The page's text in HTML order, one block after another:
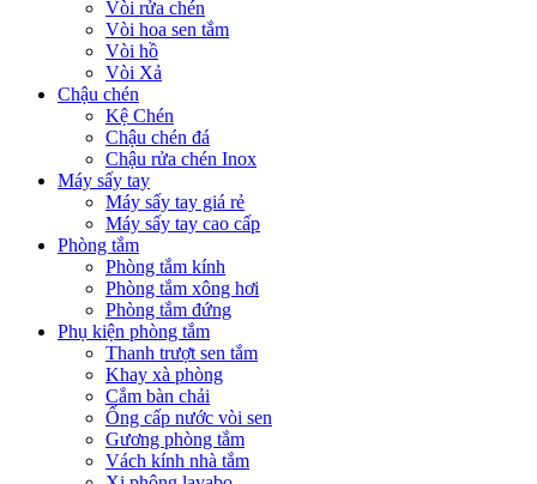
Vòi rửa chén
Vòi hoa sen tắm
Vòi hồ
Vòi Xả
Chậu chén
Kệ Chén
Chậu chén đá
Chậu rửa chén Inox
Máy sấy tay
Máy sấy tay giá rẻ
Máy sấy tay cao cấp
Phòng tắm
Phòng tắm kính
Phòng tắm xông hơi
Phòng tắm đứng
Phụ kiện phòng tắm
Thanh trượt sen tắm
Khay xà phòng
Cắm bàn chải
Ống cấp nước vòi sen
Gương phòng tắm
Vách kính nhà tắm